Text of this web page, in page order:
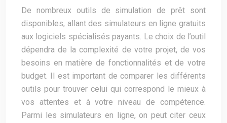
De nombreux outils de simulation de prêt sont
disponibles, allant des simulateurs en ligne gratuits
aux logiciels spécialisés payants. Le choix de l’outil
dépendra de la complexité de votre projet, de vos
besoins en matière de fonctionnalités et de votre
budget. Il est important de comparer les différents
outils pour trouver celui qui correspond le mieux à
vos attentes et à votre niveau de compétence.
Parmi les simulateurs en ligne, on peut citer ceux